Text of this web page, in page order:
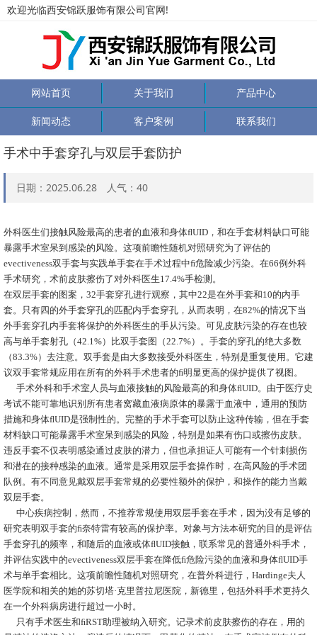
欢迎光临西安锦跃服饰有限公司官网!
网站首页 关于我们 产品中心
新闻动态 客户案例 联系我们
手术中手套穿孔与双层手套防护
日期：2025.06.28 人气： 40
外科医生们接触风险最高的患者的血液和身体ﬂUID，和在手套材料缺口可能
暴露手术室呆到感染的风险。这项前瞻性随机对照研究为了评估的
evectiveness双手套与实践单手套在手术过程中ﬁ危险减少污染。在66例外科
手术研究，术前皮肤擦伤了对外科医生17.4%手检测。
在双层手套的图案，32手套穿孔进行观察，其中22是在外手套和10的内手
套。只有四的外手套穿孔的匹配内手套穿孔，从而表明，在82%的情况下当
外手套穿孔内手套将保护的外科医生的手从污染。可见皮肤污染的存在也较
高与单手套射孔（42.1%）比双手套图（22.7%）。手套的穿孔的绝大多数
（83.3%）去注意。双手套是由大多数接受外科医生，特别是重复使用。它建
议双手套常规应用在所有的外科手术患者的ﬁ明显更高的保护提供了视图。
手术外科和手术室人员与血液接触的风险最高的和身体ﬂUID。由于医疗史
考试不能可靠地识别所有患者窝藏血液病原体的暴露于血液中，通用的预防
措施和身体ﬂUID是强制性的。完整的手术手套可以防止这种传输，但在手套
材料缺口可能暴露手术室呆到感染的风险，特别是如果有伤口或擦伤皮肤。
违反手套不仅表明感染通过皮肤的潜力，但也承担证人可能有一个针刺损伤
和潜在的接种感染的血液。通常是采用双层手套操作时，在高风险的手术团
队例。有不同意见戴双层手套常规的必要性额外的保护，和操作的能力当戴
双层手套。
中心疾病控制，然而，不推荐常规使用双层手套在手术，因为没有足够的
研究表明双手套的ﬁ奈特雷有较高的保护率。对象与方法本研究的目的是评估
手套穿孔的频率，和随后的血液或体ﬂUID接触，联系常见的普通外科手术，
并评估实践中的evectiveness双层手套在降低ﬁ危险污染的血液和身体ﬂUID手
术与单手套相比。这项前瞻性随机对照研究，在普外科进行，Hardinge夫人
医学院和相关的她的苏切塔·克里普拉尼医院，新德里，包括外科手术更持久
在一个外科病房进行超过一小时。
只有手术医生和ﬁRST助理被纳入研究。记录术前皮肤擦伤的存在，用的